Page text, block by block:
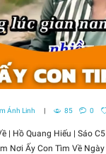
Ánh Linh 85 0
| Hồ Quang Hiếu | Sáo
Nơi Ấy Con Tìm Về